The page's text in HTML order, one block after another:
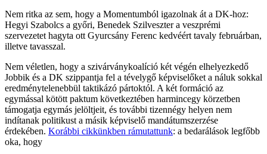
Nem ritka az sem, hogy a Momentumból igazolnak át a DK-hoz:
Hegyi Szabolcs a győri, Benedek Szilveszter a veszprémi
szervezetet hagyta ott Gyurcsány Ferenc kedvéért tavaly februárban,
illetve tavasszal.
Nem véletlen, hogy a szivárványkoalíció két végén elhelyezkedő
Jobbik és a DK szippantja fel a tévelygő képviselőket a náluk sokkal
eredménytelenebbül taktikázó pártoktól. A két formáció az
egymással kötött paktum következtében harmincegy körzetben
támogatja egymás jelöltjeit, és további tizennégy helyen nem
indítanak politikust a másik képviselő mandátumszerzése
érdekében. Korábbi cikkünkben rámutattunk: a bedarálások legfőbb
oka, hogy